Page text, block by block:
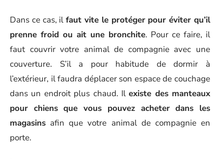
Dans ce cas, ilfaut vite le protéger pour éviter qu’il
prenne froid ou ait une bronchite. Pour ce faire, il
faut couvrir votre animal de compagnie avec une
couverture. S’il a pour habitude de dormir à
l’extérieur, il faudra déplacer son espace de couchage
dans un endroit plus chaud. Ilexiste des manteaux
pour chiens que vous pouvez acheter dans les
magasins afin que votre animal de compagnie en
porte.